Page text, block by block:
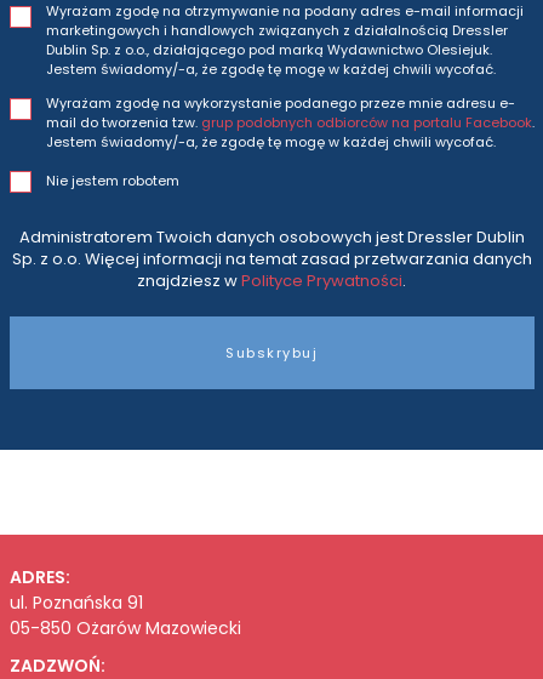
Wyrażam zgodę na otrzymywanie na podany adres e-mail informacji
marketingowych i handlowych związanych z działalnością Dressler
Dublin Sp. z o.o., działającego pod marką Wydawnictwo Olesiejuk.
Jestem świadomy/-a, że zgodę tę mogę w każdej chwili wycofać.
Wyrażam zgodę na wykorzystanie podanego przeze mnie adresu e-
mail do tworzenia tzw. grup podobnych odbiorców na portalu Facebook.
Jestem świadomy/-a, że zgodę tę mogę w każdej chwili wycofać.
Nie jestem robotem
Administratorem Twoich danych osobowych jest Dressler Dublin
Sp. z o.o. Więcej informacji na temat zasad przetwarzania danych
znajdziesz wPolityce Prywatności.
Subskrybuj
ADRES:
ul. Poznańska 91
05-850 Ożarów Mazowiecki
ZADZWOŃ: